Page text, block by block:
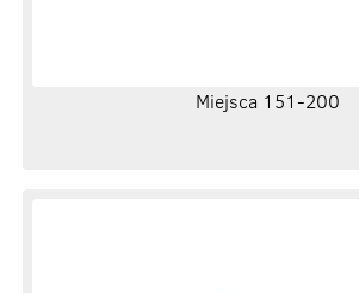
Miejsca 151-200